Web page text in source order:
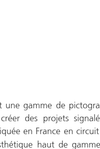
une gamme de
des projets
en France en
haut de